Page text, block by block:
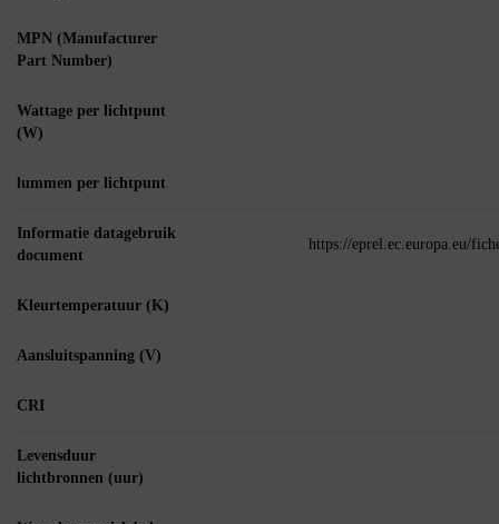
MPN (Manufacturer
Part Number)
Wattage per lichtpunt
(W)
lummen per lichtpunt
Informatie datagebruik
document
https://eprel.ec.europa.eu/
Kleurtemperatuur (K)
Aansluitspanning (V)
CRI
Levensduur
lichtbronnen (uur)